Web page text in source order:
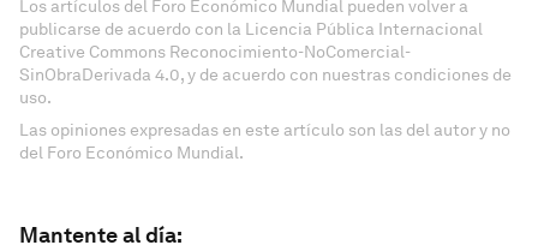
Los artículos del Foro Económico Mundial pueden volver a
publicarse de acuerdo con la Licencia Pública Internacional
Creative Commons Reconocimiento-NoComercial-
SinObraDerivada 4.0, y de acuerdo con nuestras condiciones de
uso.
Las opiniones expresadas en este artículo son las del autor y no
del Foro Económico Mundial.
Mantente al día: